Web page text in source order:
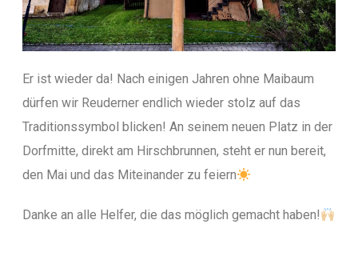
Er ist wieder da! Nach einigen Jahren ohne Maibaum
dürfen wir Reuderner endlich wieder stolz auf das
Traditionssymbol blicken! An seinem neuen Platz in der
Dorfmitte, direkt am Hirschbrunnen, steht er nun bereit,
den Mai und das Miteinander zu feiern
Danke an alle Helfer, die das möglich gemacht haben!